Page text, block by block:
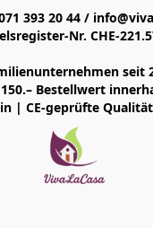
393 20 44 /
Nr. CHE-
seit
Bestellwert
| CE-geprüfte